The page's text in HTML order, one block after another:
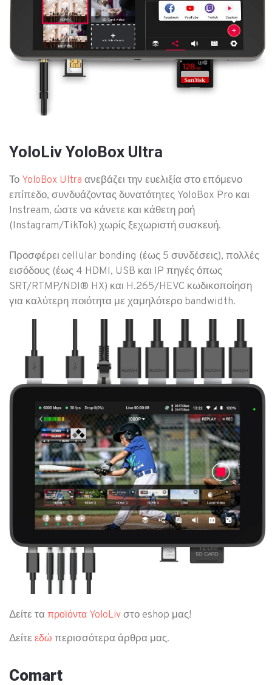
YoloLiv YoloBox Ultra
Το YoloBox Ultra ανεβάζει την ευελιξία στο επόμενο
επίπεδο, συνδυάζοντας δυνατότητες YoloBox Pro και
Instream, ώστε να κάνετε και κάθετη ροή
(Instagram/TikTok) χωρίς ξεχωριστή συσκευή.
Προσφέρει cellular bonding (έως 5 συνδέσεις), πολλές
εισόδους (έως 4 HDMI, USB και IP πηγές όπως
SRT/RTMP/NDI® HX) και H.265/HEVC κωδικοποίηση
για καλύτερη ποιότητα με χαμηλότερο bandwidth.
​Δείτε τα προϊόντα YoloLiv στο eshop μας!
Δείτε εδώ περισσότερα άρθρα μας.
Comart